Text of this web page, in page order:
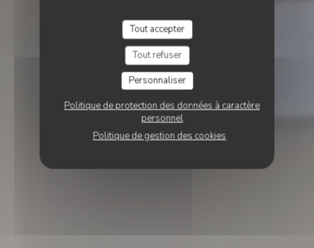
Tout accepter
Tout refuser
Personnaliser
Politique de protection des données à caractère
personnel
Politique de gestion des cookies